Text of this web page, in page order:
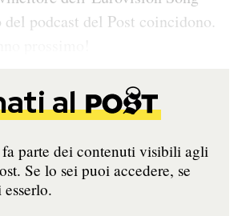
podcast del Post coincidono.
al
fa parte dei contenuti visibili agli
Se lo sei puoi accedere, se